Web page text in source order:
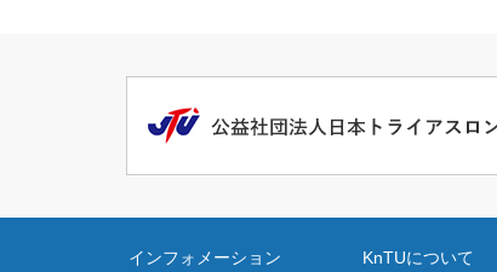
インフォメーション KnTUについて